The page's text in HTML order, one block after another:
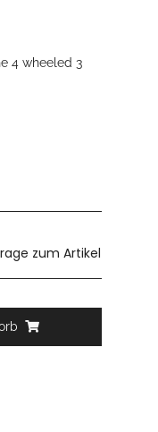
4 wheeled 3
zum Artikel